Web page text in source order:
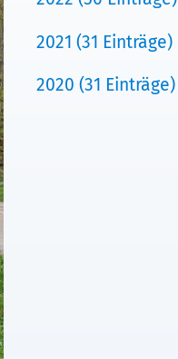
2021 (31 Einträge)
2020 (31 Einträge)